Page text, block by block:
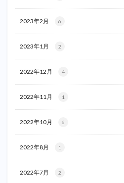
2023年2月 6
2023年1月 2
2022年12月 4
2022年11月 1
2022年10月 6
2022年8月 1
2022年7月 2